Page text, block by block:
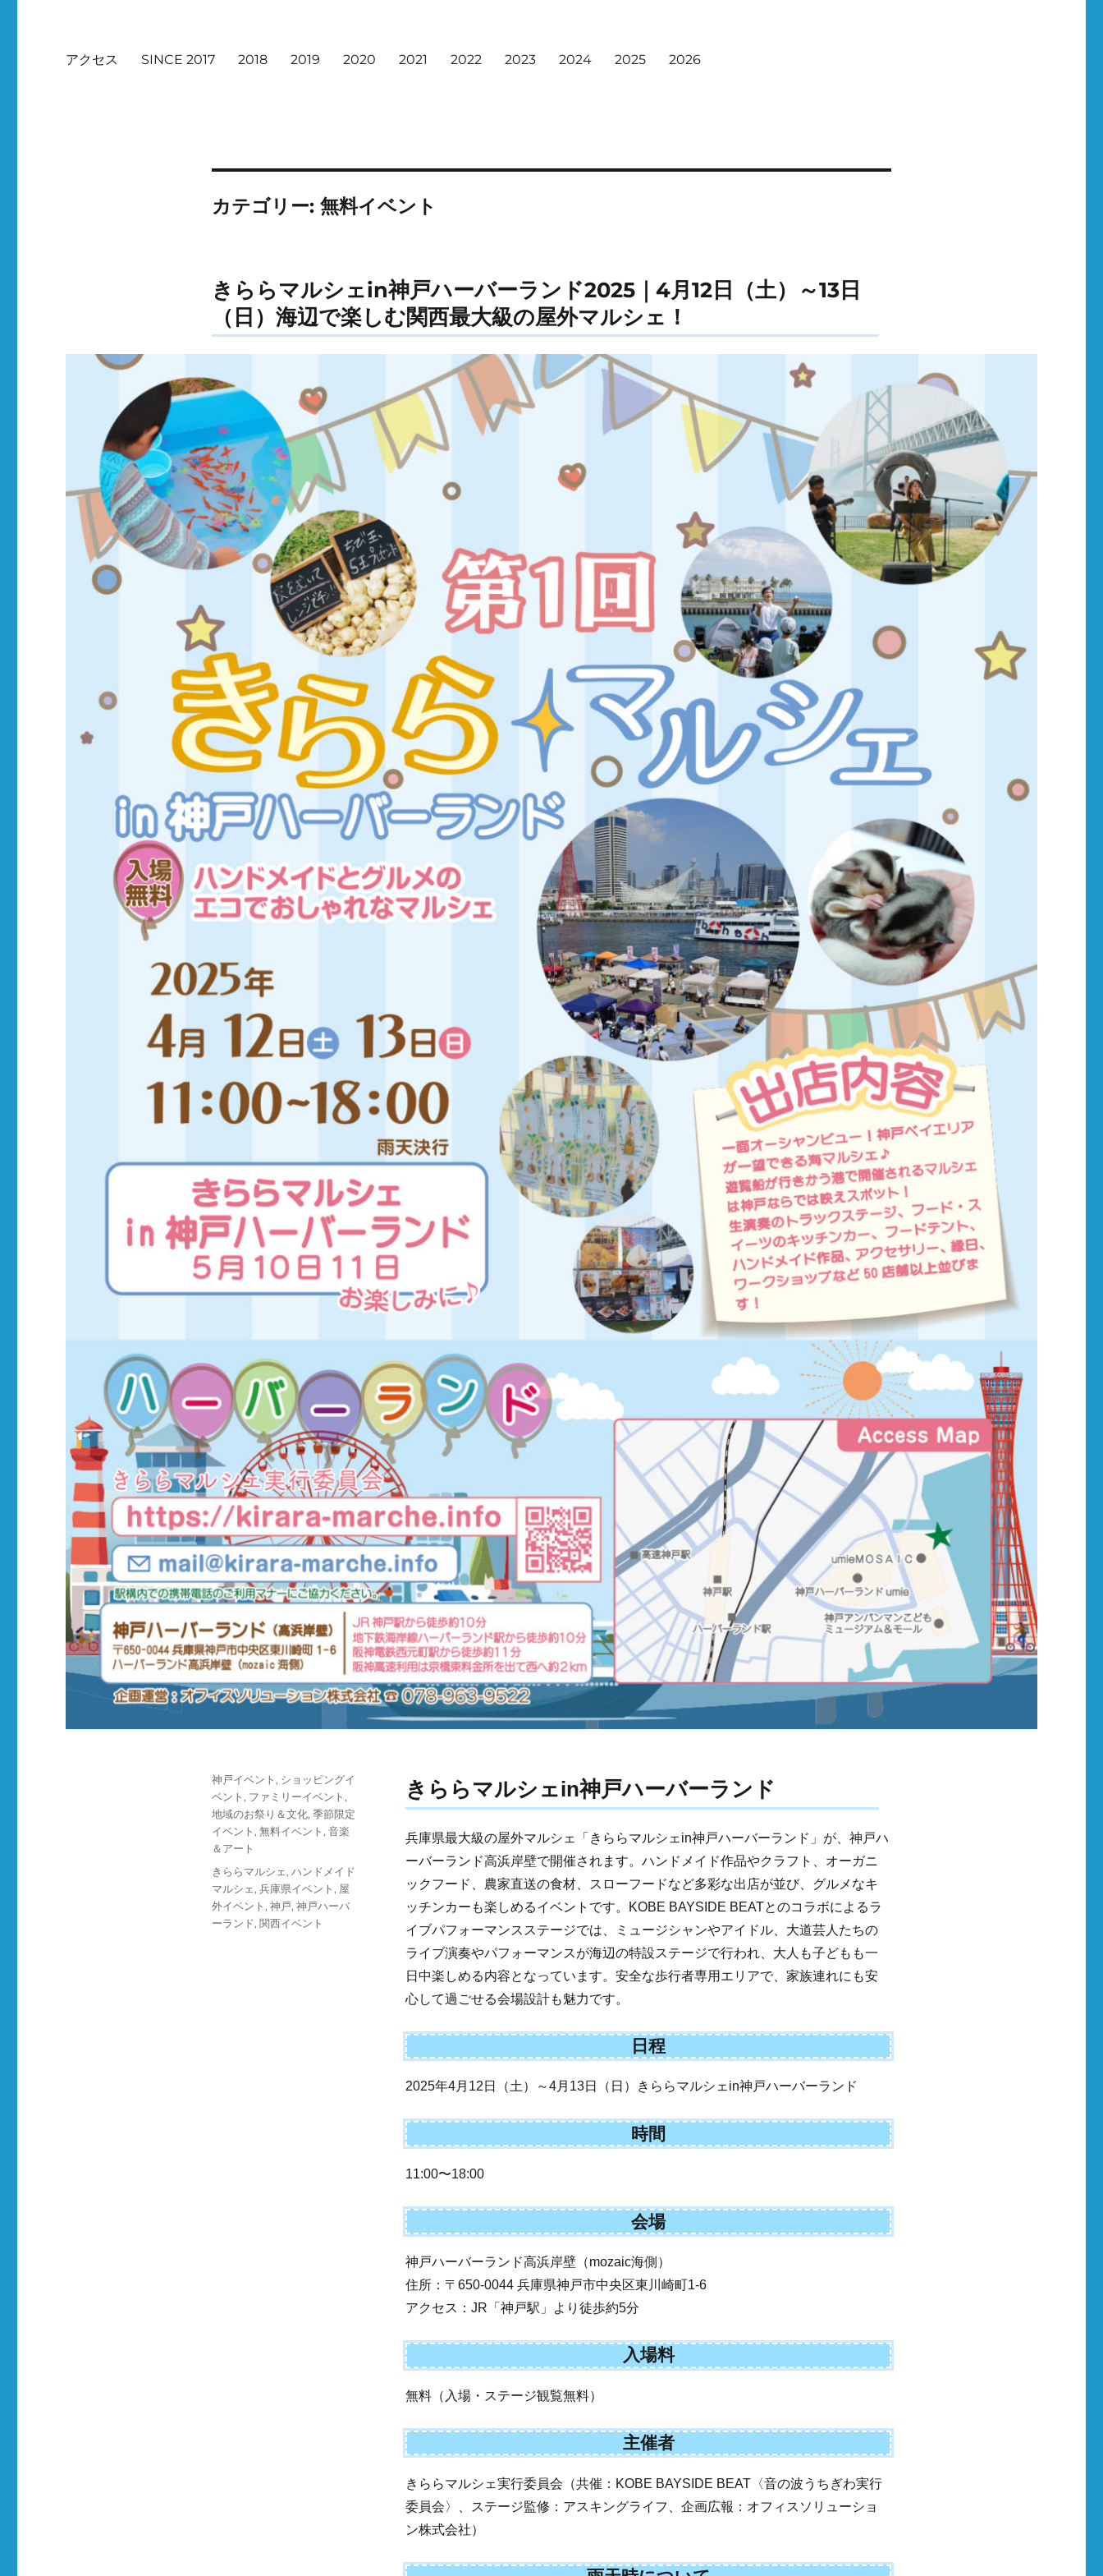
アクセス SINCE 2017 2018 2019 2020 2021 2022 2023 2024 2025 2026
カテゴリー: 無料イベント
きららマルシェin神戸ハーバーランド2025｜4月12日（土）～13日
（日）海辺で楽しむ関西最大級の屋外マルシェ！
きららマルシェin神戸ハーバーランド
兵庫県最大級の屋外マルシェ「きららマルシェin神戸ハーバーランド」が、神戸ハ
ーバーランド高浜岸壁で開催されます。ハンドメイド作品やクラフト、オーガニ
ックフード、農家直送の食材、スローフードなど多彩な出店が並び、グルメなキ
ッチンカーも楽しめるイベントです。KOBE BAYSIDE BEATとのコラボによるラ
イブパフォーマンスステージでは、ミュージシャンやアイドル、大道芸人たちの
ライブ演奏やパフォーマンスが海辺の特設ステージで行われ、大人も子どもも一
日中楽しめる内容となっています。安全な歩行者専用エリアで、家族連れにも安
心して過ごせる会場設計も魅力です。
日程
2025年4月12日（土）～4月13日（日）きららマルシェin神戸ハーバーランド
時間
11:00〜18:00
会場
神戸ハーバーランド高浜岸壁（mozaic海側）
住所：〒650-0044 兵庫県神戸市中央区東川崎町1-6
アクセス：JR「神戸駅」より徒歩約5分
入場料
無料（入場・ステージ観覧無料）
主催者
きららマルシェ実行委員会（共催：KOBE BAYSIDE BEAT〈音の波うちぎわ実行
委員会〉、ステージ監修：アスキングライフ、企画広報：オフィスソリューショ
ン株式会社）
投
日:
カ
テ
ゴ
リ
ー
神戸イベント , ショッピングイ
ベント , ファミリーイベント ,
地域のお祭り＆文化, 季節限定
イベント , 無料イベント , 音楽
＆アート
タ
グ
きららマルシェ, ハンドメイド
マルシェ, 兵庫県イベント , 屋
外イベント , 神戸, 神戸ハーバ
ーランド, 関西イベント